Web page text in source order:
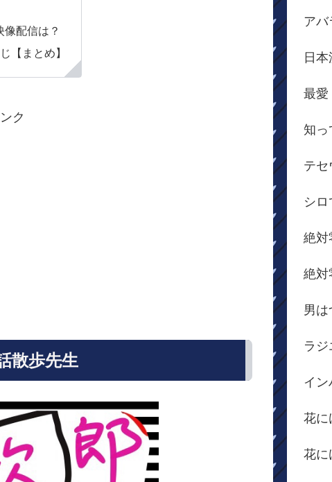
像配信は？
【まとめ】
ク
散歩先生
アバ
日
最愛
知っ
テセ
シ
絶対
絶対
男は
ラジ
イン
花に
花に